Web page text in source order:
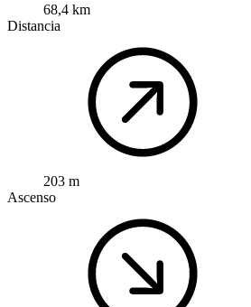
68,4 km
Distancia
203 m
Ascenso